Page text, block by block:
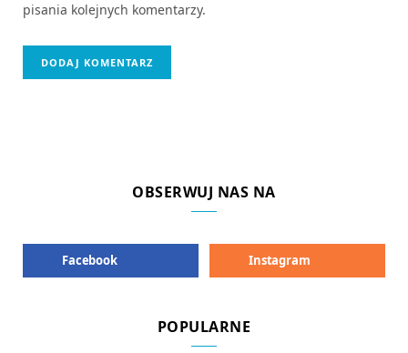
pisania kolejnych komentarzy.
OBSERWUJ NAS NA
Facebook Instagram
POPULARNE